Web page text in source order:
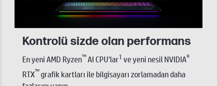
Kontrolü sizde olan performans
En yeni AMD Ryzen™AI CPU'lar1 ve yeni nesil NVIDIA®
RTX™grafik kartları ile bilgisayarı zorlamadan daha